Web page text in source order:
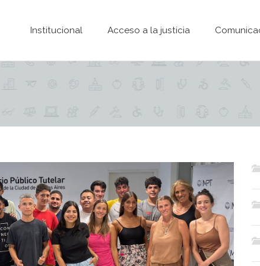
Institucional Acceso a la justicia